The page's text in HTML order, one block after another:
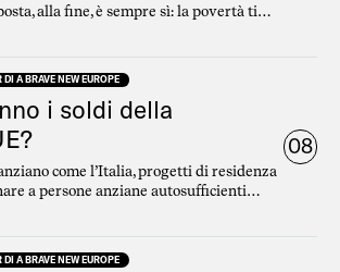
alla fine, è sempre sì: la povertà ti
diversi.
DI A BRAVE NEW EUROPE
i soldi della
come l’Italia, progetti di residenza
a persone anziane autosufficienti
quanto più possibile l’ingresso di
08
DI A BRAVE NEW EUROPE